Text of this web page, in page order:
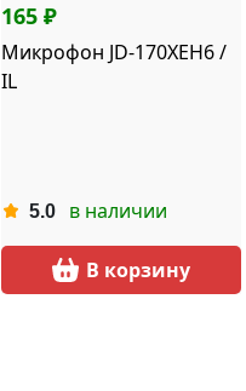
165 ₽
Микрофон JD-170XEH6 /
IL
5.0 в наличии
В корзину